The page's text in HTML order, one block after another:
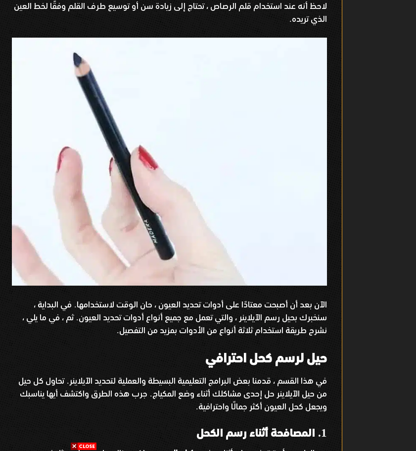
لاحظ أنه عند استخدام قلم الرصاص ، تحتاج إلى زيادة سن أو توسيع طرف القلم وفقًا لخط العين
الذي تريده.
الآن بعد أن أصبحت معتادًا على أدوات تحديد العيون ، حان الوقت لاستخدامها. في البداية ،
سنخبرك بحيل رسم الآيلاينر ، والتي تعمل مع جميع أنواع أدوات تحديد العيون.ثم ، في ما يلي ،
نشرح طريقة استخدام ثلاثة أنواع من الأدوات بمزيد من التفصيل.
حيل لرسم كحل احترافي
في هذا القسم ، قدمنا ​​بعض البرامج التعليمية البسيطة والعملية لتحديد الآيلاينر .تحاول كل حيل
من حيل الآيلاينر حل إحدى مشاكلك أثناء وضع المكياج. جرب هذه الطرق واكتشف أيها يناسبك
ويجعل كحل العيون أكثر جمالًا واحترافية.
1. المصافحة أثناء رسم الكحل